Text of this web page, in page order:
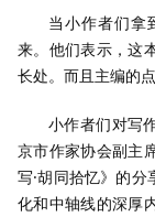
当小作者们拿
来。他们表示，这
长处。而且主编的
小作者们对写
京市作家协会副主
写·胡同拾忆》的
化和中轴线的深厚